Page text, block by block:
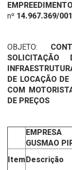
nº 14.967.369/
OBJETO:
DE LOCAÇÃO
COM
DE PREÇOS
GUSMAO
ItemDescrição